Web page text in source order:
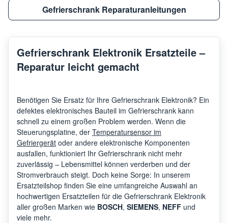
Gefrierschrank Reparaturanleitungen
Gefrierschrank Elektronik Ersatzteile –
Reparatur leicht gemacht
Benötigen Sie Ersatz für Ihre Gefrierschrank Elektronik? Ein
defektes elektronisches Bauteil im Gefrierschrank kann
schnell zu einem großen Problem werden. Wenn die
Steuerungsplatine, der Temperatursensor im
Gefriergerät oder andere elektronische Komponenten
ausfallen, funktioniert Ihr Gefrierschrank nicht mehr
zuverlässig – Lebensmittel können verderben und der
Stromverbrauch steigt. Doch keine Sorge: In unserem
Ersatzteilshop finden Sie eine umfangreiche Auswahl an
hochwertigen Ersatzteilen für die Gefrierschrank Elektronik
aller großen Marken wie BOSCH, SIEMENS, NEFF und
viele mehr.